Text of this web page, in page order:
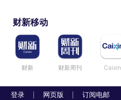
财新移动
财新 财新周刊 Caixin
登录 网页版 订阅电邮